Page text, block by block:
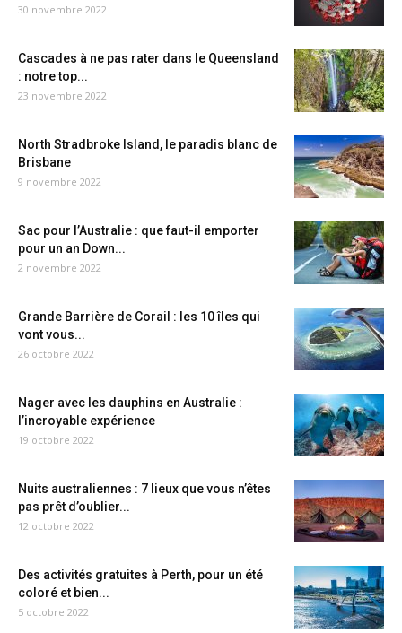
30 novembre 2022
Cascades à ne pas rater dans le Queensland
: notre top...
23 novembre 2022
North Stradbroke Island, le paradis blanc de
Brisbane
9 novembre 2022
Sac pour l’Australie : que faut-il emporter
pour un an Down...
2 novembre 2022
Grande Barrière de Corail : les 10 îles qui
vont vous...
26 octobre 2022
Nager avec les dauphins en Australie :
l’incroyable expérience
19 octobre 2022
Nuits australiennes : 7 lieux que vous n’êtes
pas prêt d’oublier...
12 octobre 2022
Des activités gratuites à Perth, pour un été
coloré et bien...
5 octobre 2022